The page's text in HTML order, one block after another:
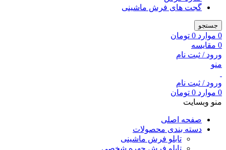
گجت های فرش ماشینی
جستجو
0 موارد 0 تومان
0 مقایسه
ورود / ثبت نام
منو
ورود / ثبت نام
0 موارد 0 تومان
منو وبسایت
صفحه اصلی
دسته بندی محصولات
تابلو فرش ماشینی
تابلو فرش چهره شخصی